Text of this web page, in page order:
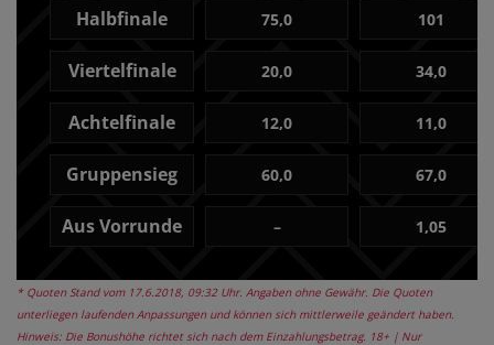
Halbfinale 75,0 101
Viertelfinale 20,0 34,0
Achtelfinale 12,0 11,0
Gruppensieg 60,0 67,0
Aus Vorrunde – 1,05
* Quoten Stand vom 17.6.2018, 09:32 Uhr. Angaben ohne Gewähr. Die Quoten
unterliegen laufenden Anpassungen und können sich mittlerweile geändert haben.
Hinweis: Die Bonushöhe richtet sich nach dem Einzahlungsbetrag. 18+ | Nur